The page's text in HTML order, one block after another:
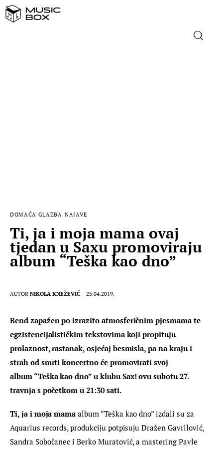
DOMAĆA GLAZBA NAJAVE
Ti, ja i moja mama ovaj
tjedan u Saxu promoviraju
album “Teška kao dno”
AUTOR NIKOLA KNEŽEVIĆ 25.04.2019.
Bend zapažen po izrazito atmosferičnim pjesmama te
egzistencijalističkim tekstovima koji propituju
prolaznost, rastanak, osjećaj besmisla, pa na kraju i
strah od smrti koncertno će promovirati svoj
album “Teška kao dno” u klubu Sax! ovu subotu 27.
travnja s početkom u 21:30 sati.
Ti, ja i moja mama album “Teška kao dno” izdali su za
Aquarius records, produkciju potpisuju Dražen Gavrilović,
Sandra Sobočanec i Berko Muratović, a mastering Pavle